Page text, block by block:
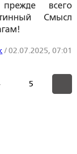
всего
Смысл
/02.07.2025, 07:01
5